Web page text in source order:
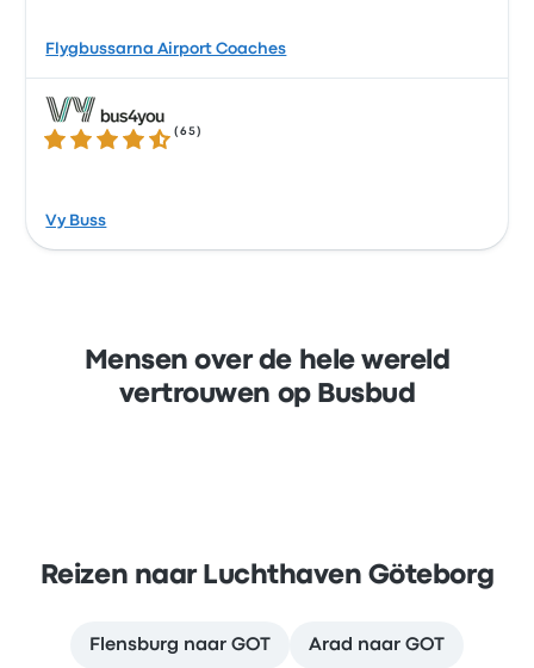
Flygbussarna Airport Coaches
4.3 van de 5 sterren
(65 )
Vy Buss
Mensen over de hele wereld
vertrouwen op Busbud
Reizen naar Luchthaven Göteborg
Flensburg naar GOT Arad naar GOT